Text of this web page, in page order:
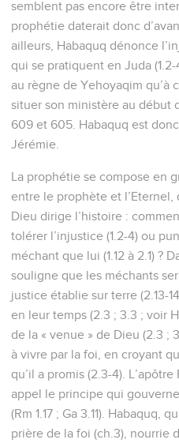
semblent pas encore être
prophétie daterait donc
ailleurs, Habaquq dénonce
qui se pratiquent en Juda
au règne de Yehoyaqim qu’à
situer son ministère au début
609 et 605. Habaquq est
Jérémie.
La prophétie se compose en
entre le prophète et
Dieu dirige l’histoire :
tolérer l’injustice (1.2-4) ou
méchant que lui (1.12 à 2.1) ?
souligne que les méchants
justice établie sur terre (2.13-
en leur temps (2.3 ; 3.3 ; voir
de la « venue » de Dieu (2.3 ;
à vivre par la foi, en croyant
qu’il a promis (2.3-4).
appel le principe qui
(Rm 1.17 ; Ga 3.11). Habaquq,
prière de la foi (ch.3), nourrie